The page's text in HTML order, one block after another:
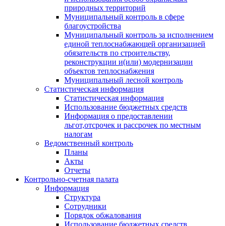
природных территорий
Муниципальный контроль в сфере
благоустройства
Муниципальный контроль за исполнением
единой теплоснабжающей организацией
обязательств по строительству,
реконструкции и(или) модернизации
объектов теплоснабжения
Муниципальный лесной контроль
Статистическая информация
Статистическая информация
Использование бюджетных средств
Информация о предоставлении
льгот,отсрочек и рассрочек по местным
налогам
Ведомственный контроль
Планы
Акты
Отчеты
Контрольно-счетная палата
Информация
Структура
Сотрудники
Порядок обжалования